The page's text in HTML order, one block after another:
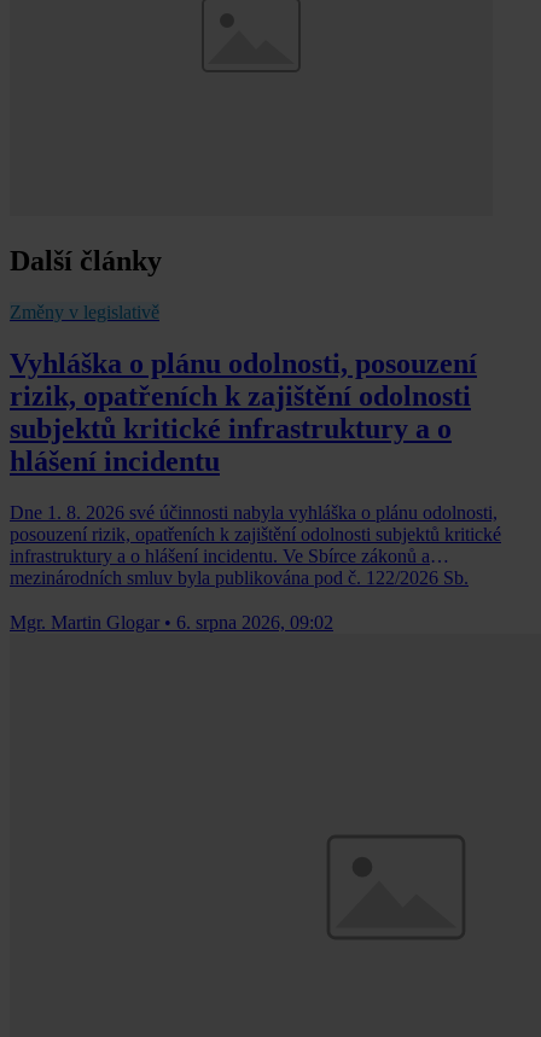
Další články
Změny v legislativě
Vyhláška o plánu odolnosti, posouzení
rizik, opatřeních k zajištění odolnosti
subjektů kritické infrastruktury a o
hlášení incidentu
Dne 1. 8. 2026 své účinnosti nabyla vyhláška o plánu odolnosti,
posouzení rizik, opatřeních k zajištění odolnosti subjektů kritické
infrastruktury a o hlášení incidentu. Ve Sbírce zákonů a
mezinárodních smluv byla publikována pod č. 122/2026 Sb.
Mgr. Martin Glogar • 6. srpna 2026, 09:02